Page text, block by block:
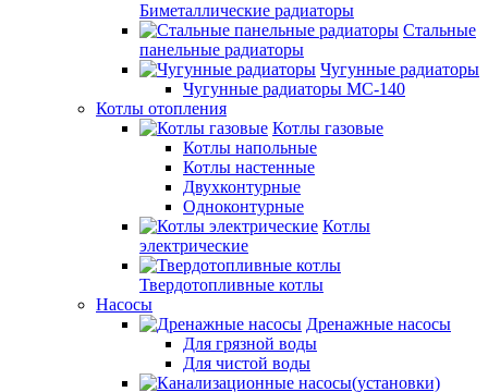
Биметаллические радиаторы
Стальные
панельные радиаторы
Чугунные радиаторы
Чугунные радиаторы МС-140
Котлы отопления
Котлы газовые
Котлы напольные
Котлы настенные
Двухконтурные
Одноконтурные
Котлы
электрические
Твердотопливные котлы
Насосы
Дренажные насосы
Для грязной воды
Для чистой воды